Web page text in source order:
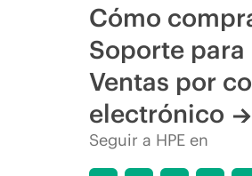
Cómo
Soporte
Ventas por
electrónico
Seguir a HPE en